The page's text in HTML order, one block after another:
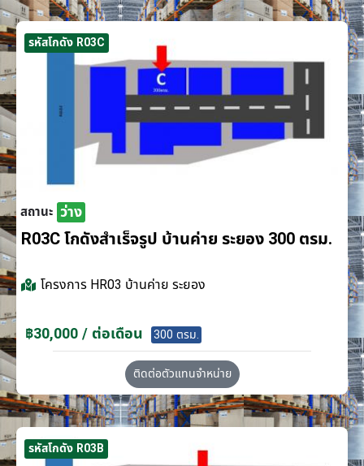
รหัสโกดัง R03C
สถานะ ว่าง
R03C โกดังสำเร็จรูป บ้านค่าย ระยอง 300 ตรม.
โครงการ HR03 บ้านค่าย ระยอง
฿30,000 / ต่อเดือน 300 ตรม.
ติดต่อตัวแทนจำหน่าย
รหัสโกดัง R03B